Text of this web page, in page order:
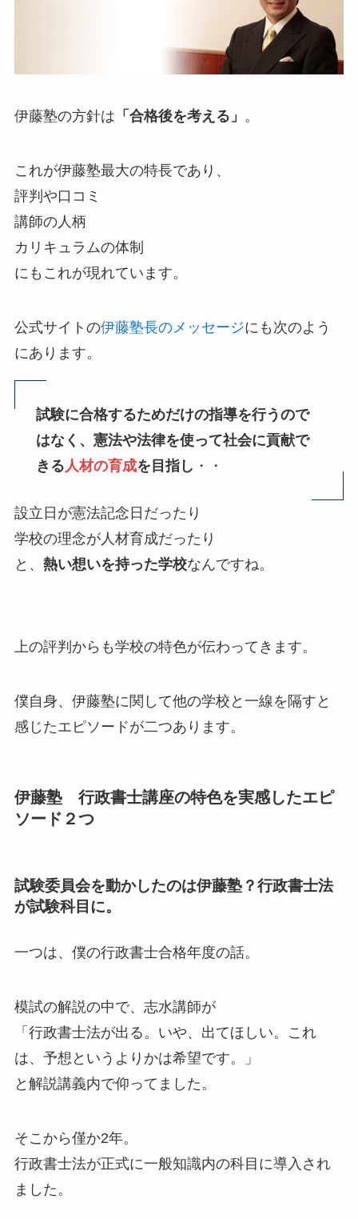
伊藤塾の方針は 「合格後を考える」 。
これが伊藤塾最大の特長であり、
評判や口コミ
講師の人柄
カリキュラムの体制
にもこれが現れています。
公式サイトの伊藤塾長のメッセージにも次のよう
にあります。
試験に合格するためだけの指導を行うので
はなく、憲法や法律を使って社会に貢献で
きる 人材の育成を目指し ・・
設立日が憲法記念日だったり
学校の理念が人材育成だったり
と、 熱い想いを持った学校なんですね。
上の評判からも学校の特色が伝わってきます。
僕自身、伊藤塾に関して他の学校と一線を隔すと
感じたエピソードが二つあります。
伊藤塾 行政書士講座の特色を実感したエピ
ソード２つ
試験委員会を動かしたのは伊藤塾？行政書士法
が試験科目に。
一つは、僕の行政書士合格年度の話。
模試の解説の中で、志水講師が
「行政書士法が出る。いや、出てほしい。これ
は、予想というよりかは希望です。」
と解説講義内で仰ってました。
そこから僅か2年。
行政書士法が正式に一般知識内の科目に導入され
ました。